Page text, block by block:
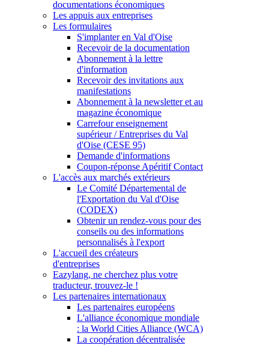
documentations économiques
Les appuis aux entreprises
Les formulaires
S'implanter en Val d'Oise
Recevoir de la documentation
Abonnement à la lettre
d'information
Recevoir des invitations aux
manifestations
Abonnement à la newsletter et au
magazine économique
Carrefour enseignement
supérieur / Entreprises du Val
d'Oise (CESE 95)
Demande d'informations
Coupon-réponse Apéritif Contact
L'accès aux marchés extérieurs
Le Comité Départemental de
l'Exportation du Val d'Oise
(CODEX)
Obtenir un rendez-vous pour des
conseils ou des informations
personnalisés à l'export
L'accueil des créateurs
d'entreprises
Eazylang, ne cherchez plus votre
traducteur, trouvez-le !
Les partenaires internationaux
Les partenaires européens
L'alliance économique mondiale
: la World Cities Alliance (WCA)
La coopération décentralisée